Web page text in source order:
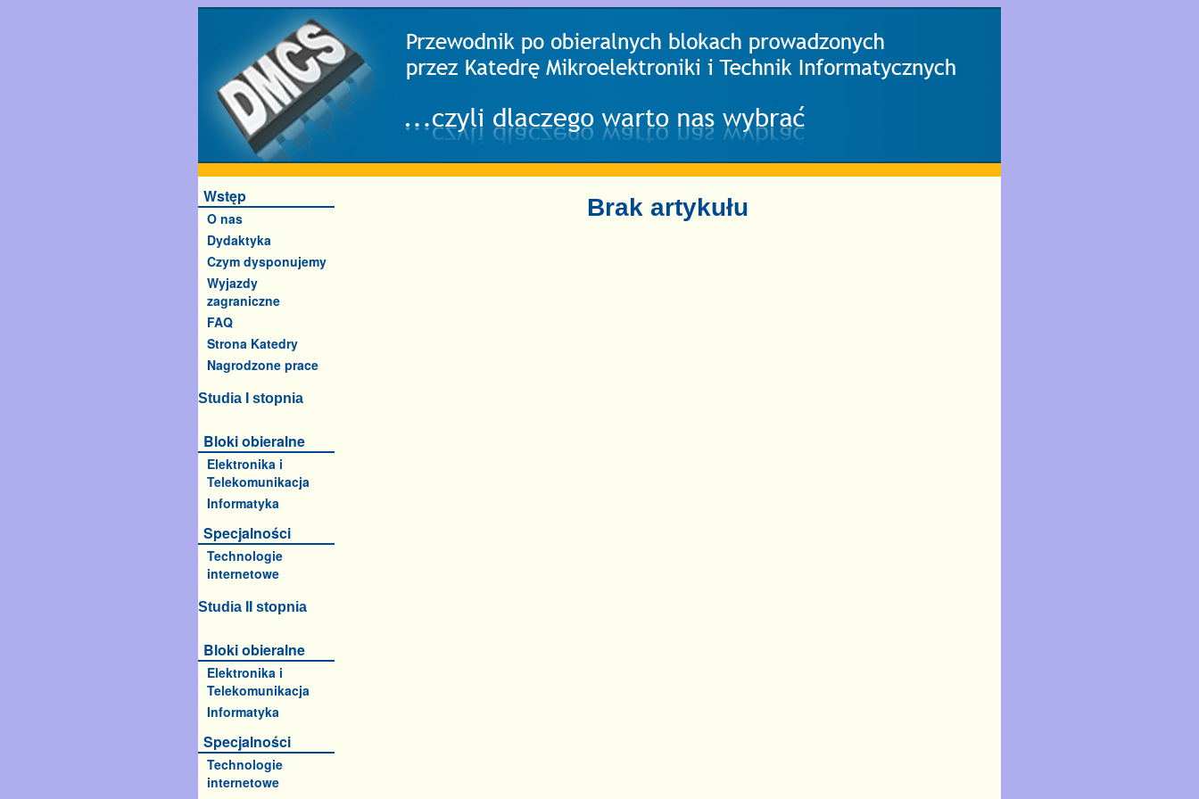
Wstęp
O nas
Dydaktyka
Czym dysponujemy
Wyjazdy
zagraniczne
FAQ
Strona Katedry
Nagrodzone prace
Studia I stopnia
Bloki obieralne
Elektronika i
Telekomunikacja
Informatyka
Specjalności
Technologie
internetowe
Studia II stopnia
Bloki obieralne
Elektronika i
Telekomunikacja
Informatyka
Specjalności
Technologie
internetowe
Brak artykułu